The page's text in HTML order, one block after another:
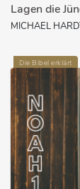
Lagen die
MICHAEL
Die Bibel erklärt